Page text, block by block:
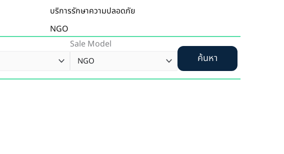
บริการรักษาความปลอดภัย
NGO
Sale Model
ค้นหา